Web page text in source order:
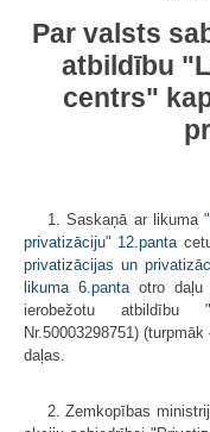
Par valsts
atbildību
centrs"
1. Saskaņā ar likuma "
privatizāciju" 12.panta
privatizācijas un
likuma 6.panta otro daļu
ierobežotu atbildību
Nr.50003298751)
daļas.
2. Zemkopības